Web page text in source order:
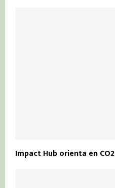
Impact Hub orienta en CO2